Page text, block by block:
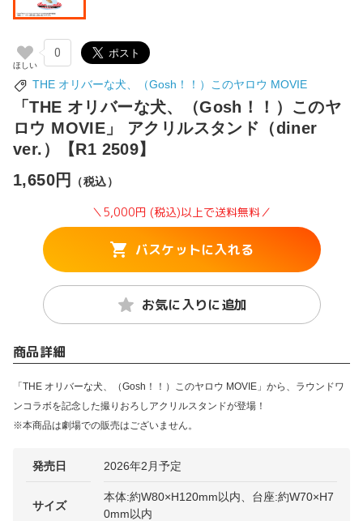
0
THE オリバーな犬、（Gosh！！）このヤロウ MOVIE
「THE オリバーな犬、（Gosh！！）このヤ
ロウ MOVIE」 アクリルスタンド（diner
ver.）【R1 2509】
1,650円
（税込）
＼5,000円 (税込)以上で送料無料／
バスケットに入れる
お気に入りに追加
商品詳細
「THE オリバーな犬、（Gosh！！）このヤロウ MOVIE」から、ラウンドワ
ンコラボを記念した撮りおろしアクリルスタンドが登場！
※本商品は劇場での販売はございません。
発売日 2026年2月予定
サイズ
本体:約W80×H120mm以内、台座:約W70×H7
0mm以内